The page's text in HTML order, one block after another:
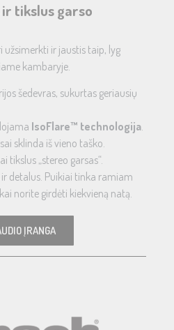
tikslus garso
užsimerkti ir jaustis taip, lyg
kambaryje.
šedevras, sukurtas geriausių
IsoFlare™ technologija.
sklinda iš vieno taško.
tikslus „stereo garsas“.
detalus. Puikiai tinka ramiam
norite girdėti kiekvieną natą.
ĮRANGA